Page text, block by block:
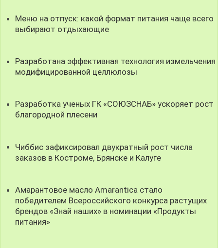
Меню на отпуск: какой формат питания чаще всего
выбирают отдыхающие
Разработана эффективная технология измельчения
модифицированной целлюлозы
Разработка ученых ГК «СОЮЗСНАБ» ускоряет рост
благородной плесени
Чиббис зафиксировал двукратный рост числа
заказов в Костроме, Брянске и Калуге
Амарантовое масло Amarantica стало
победителем Всероссийского конкурса растущих
брендов «Знай наших» в номинации «Продукты
питания»